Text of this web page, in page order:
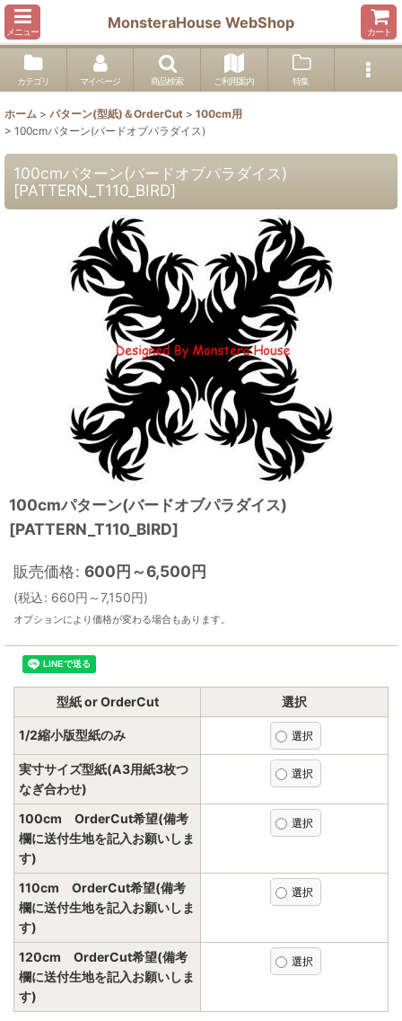
メニュー
MonsteraHouse WebShop
カート
カテゴリ マイページ 商品検索 ご利用案内 特集
ホーム > パターン(型紙)＆OrderCut > 100cm用
> 100cmパターン(バードオブパラダイス)
100cmパターン(バードオブパラダイス)
[PATTERN_T110_BIRD]
100cmパターン(バードオブパラダイス)
[PATTERN_T110_BIRD]
販売価格: 600円～6,500円
(税込: 660円 ～7,150円)
オプションにより価格が変わる場合もあります。
型紙 or OrderCut 選択
1/2縮小版型紙のみ
実寸サイズ型紙(A3用紙3枚つ
なぎ合わせ)
100cm OrderCut希望(備考
欄に送付生地を記入お願いしま
す)
110cm OrderCut希望(備考
欄に送付生地を記入お願いしま
す)
120cm OrderCut希望(備考
欄に送付生地を記入お願いしま
す)